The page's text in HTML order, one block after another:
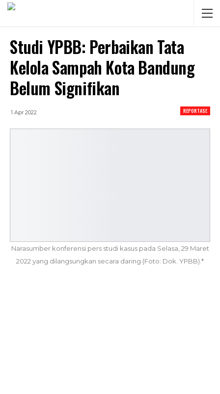
Studi YPBB: Perbaikan Tata
Kelola Sampah Kota Bandung
Belum Signifikan
REPORTASE
1 Apr 2022
Narasumber konferensi pers studi kasus pada Selasa, 29 Maret
2022 yang dilangsungkan secara daring (Foto: Dok. YPBB).*